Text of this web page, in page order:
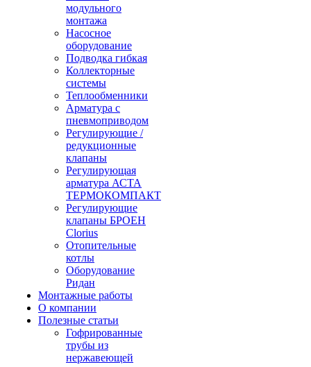
модульного
монтажа
Насосное
оборудование
Подводка гибкая
Коллекторные
системы
Теплообменники
Арматура с
пневмоприводом
Регулирующие /
редукционные
клапаны
Регулирующая
арматура АСТА
ТЕРМОКОМПАКТ
Регулирующие
клапаны БРОЕН
Clorius
Отопительные
котлы
Оборудование
Ридан
Монтажные работы
О компании
Полезные статьи
Гофрированные
трубы из
нержавеющей